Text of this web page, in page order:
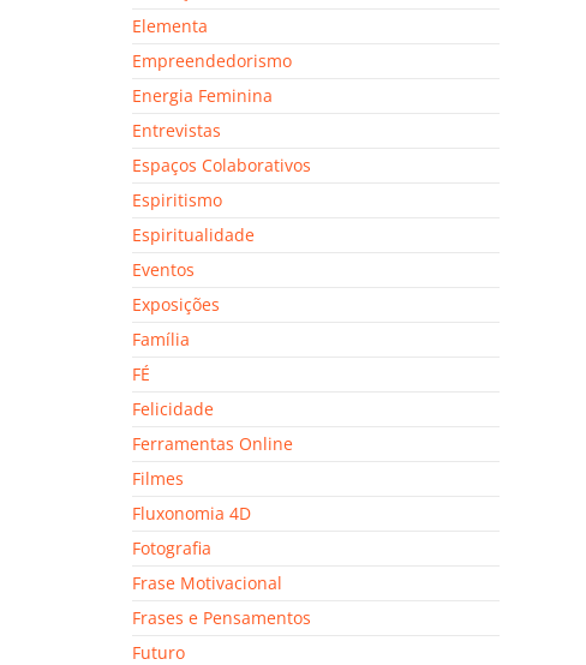
Elementa
Empreendedorismo
Energia Feminina
Entrevistas
Espaços Colaborativos
Espiritismo
Espiritualidade
Eventos
Exposições
Família
FÉ
Felicidade
Ferramentas Online
Filmes
Fluxonomia 4D
Fotografia
Frase Motivacional
Frases e Pensamentos
Futuro